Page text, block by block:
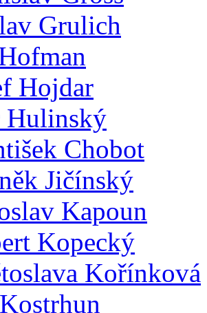
Grulich
Hojdar
Hulinský
Chobot
Jičínský
Kapoun
Kopecký
Kořínková